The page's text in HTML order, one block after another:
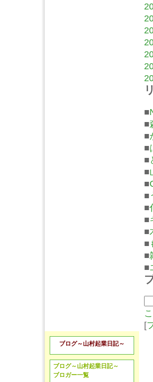
■
■
■
■
■
■
■
■
■
■
■
■
■
■
[
ブログ～山村起業日記～
ブログ～山村起業日記～
ブロガー一覧